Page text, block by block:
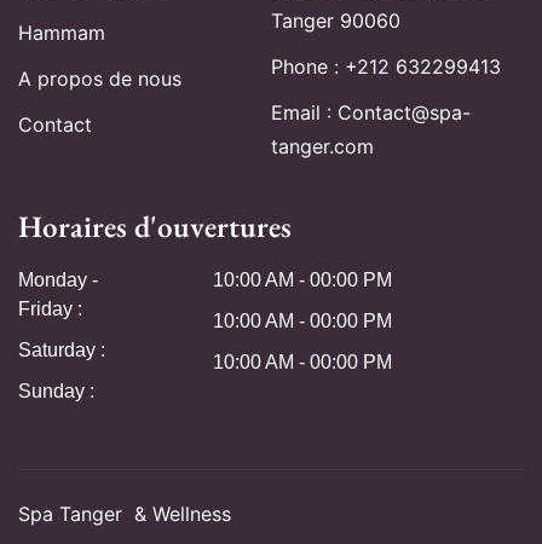
Hammam
A propos de nous
Contact
Tanger 90060
Phone : +212 632299413
Email : Contact@spa-
tanger.com
Horaires d'ouvertures
Monday -
Friday :
Saturday :
Sunday :
10:00 AM - 00:00 PM
10:00 AM - 00:00 PM
10:00 AM - 00:00 PM
Spa Tanger & Wellness